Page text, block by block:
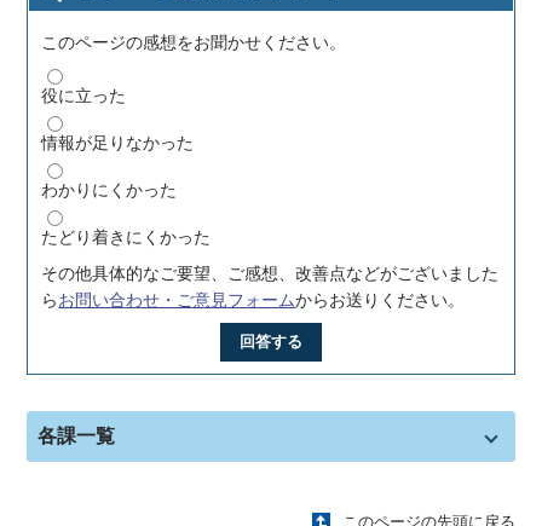
このページの感想をお聞かせください。
役に立った
情報が足りなかった
わかりにくかった
たどり着きにくかった
その他具体的なご要望、ご感想、改善点などがございました
らお問い合わせ・ご意見フォームからお送りください。
回答する
各課一覧
このページの先頭に戻る